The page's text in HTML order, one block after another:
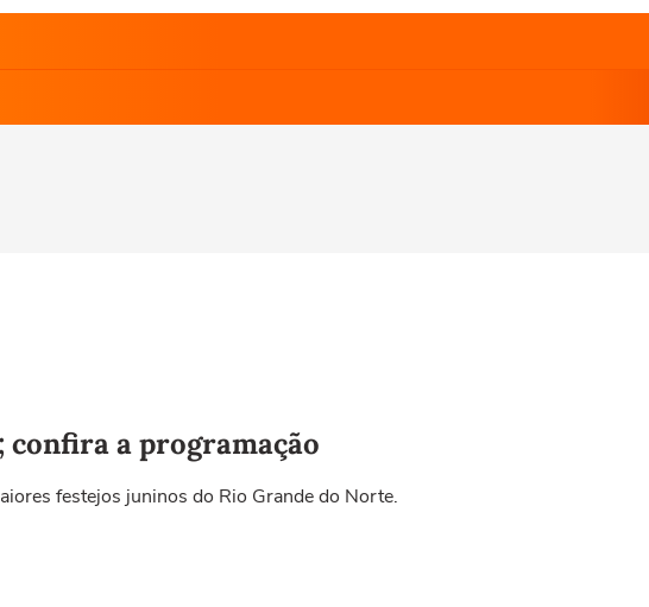
confira a programação
festejos juninos do Rio Grande do Norte.